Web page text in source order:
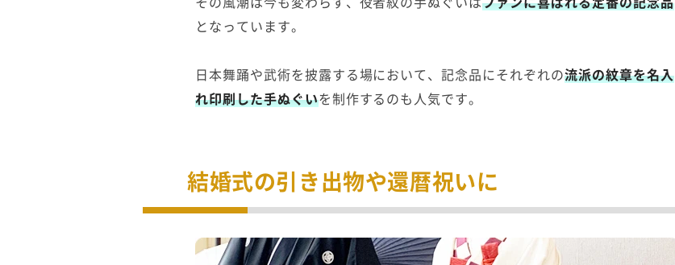
となっています。
日本舞踊や武術を披露する場において、記念品にそれぞれの流派の紋章を名入
れ印刷した手ぬぐいを制作するのも人気です。
結婚式の引き出物や還暦祝いに